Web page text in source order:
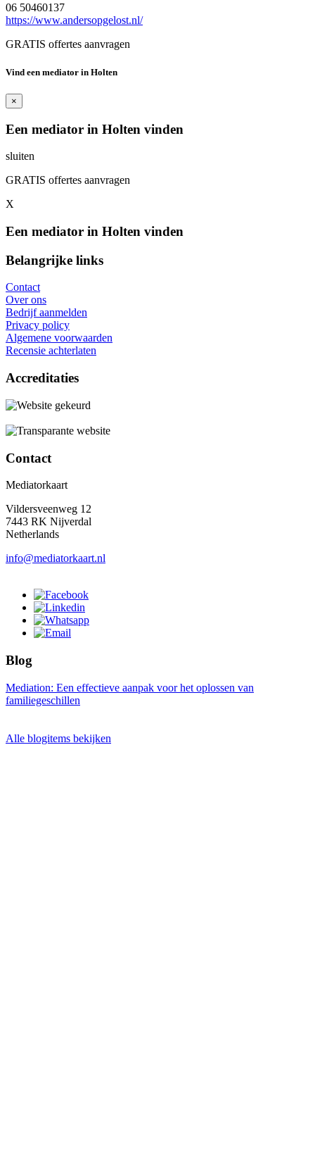
06 50460137
https://www.andersopgelost.nl/
GRATIS offertes aanvragen
Vind een mediator in Holten
×
Een mediator in Holten vinden
sluiten
GRATIS offertes aanvragen
X
Een mediator in Holten vinden
Belangrijke links
Contact
Over ons
Bedrijf aanmelden
Privacy policy
Algemene voorwaarden
Recensie achterlaten
Accreditaties
Contact
Mediatorkaart
Vildersveenweg 12
7443 RK Nijverdal
Netherlands
info@mediatorkaart.nl
Blog
Mediation: Een effectieve aanpak voor het oplossen van
familiegeschillen
Alle blogitems bekijken